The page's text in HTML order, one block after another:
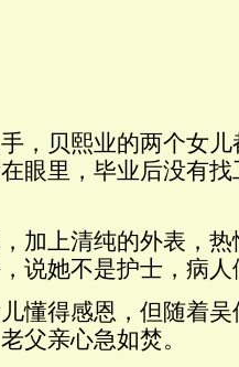
，贝熙业的两个女
眼里，毕业后没有
加上清纯的外表，
说她不是护士，病
懂得感恩，但随着
父亲心急如焚。